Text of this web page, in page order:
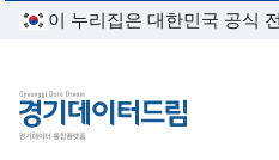
이 누리집은 대한민국 공식
경기데이터드림